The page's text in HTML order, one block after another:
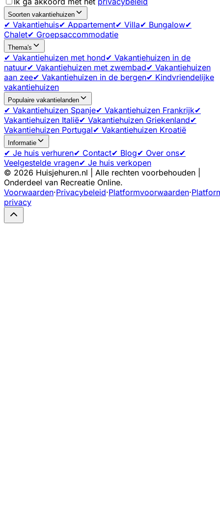
Soorten vakantiehuizen
✔ Vakantiehuis✔ Appartement✔ Villa✔ Bungalow✔
Chalet✔ Groepsaccommodatie
Thema's
✔ Vakantiehuizen met hond✔ Vakantiehuizen in de
natuur✔ Vakantiehuizen met zwembad✔ Vakantiehuizen
aan zee✔ Vakantiehuizen in de bergen✔ Kindvriendelijke
vakantiehuizen
Populaire vakantielanden
✔ Vakantiehuizen Spanje✔ Vakantiehuizen Frankrijk✔
Vakantiehuizen Italië✔ Vakantiehuizen Griekenland✔
Vakantiehuizen Portugal✔ Vakantiehuizen Kroatië
Informatie
✔ Je huis verhuren✔ Contact✔ Blog✔ Over ons✔
Veelgestelde vragen✔ Je huis verkopen
© 2026 Huisjehuren.nl | Alle rechten voorbehouden |
Onderdeel van Recreatie Online.
Voorwaarden·Privacybeleid·Platformvoorwaarden·
privacy